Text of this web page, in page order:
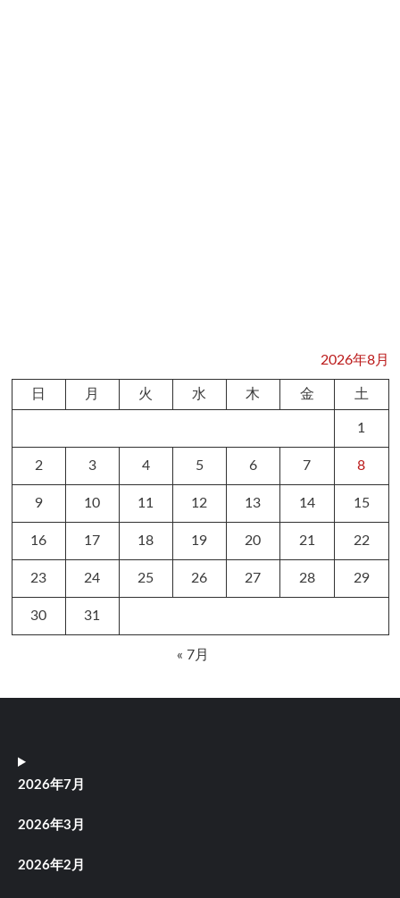
2026年8月
日 月 火 水 木 金 土
1
2 3 4 5 6 7 8
9 10 11 12 13 14 15
16 17 18 19 20 21 22
23 24 25 26 27 28 29
30 31
« 7月
2026年7月
2026年3月
2026年2月